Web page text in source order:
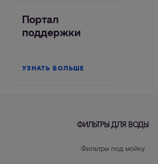
Портал
поддержки
УЗНАТЬ БОЛЬШЕ
ФИЛЬТРЫ ДЛЯ ВОДЫ
Фильтры под мойку